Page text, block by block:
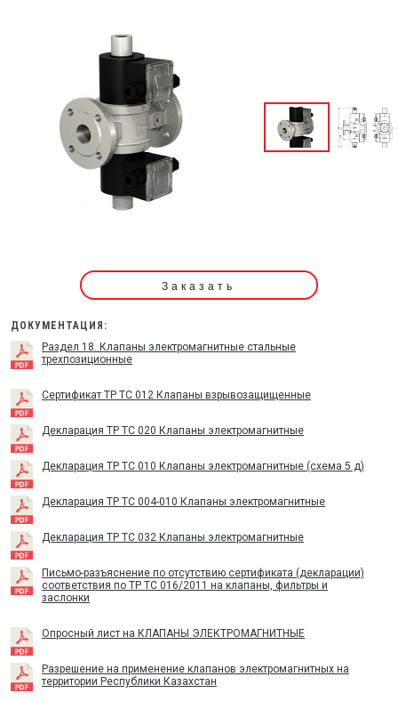
Заказать
ДОКУМЕНТАЦИЯ:
Раздел 18. Клапаны электромагнитные стальные
трехпозиционные
Сертификат TP TC 012 Клапаны взрывозащищенные
Декларация ТР ТС 020 Клапаны электромагнитные
Декларация ТР ТС 010 Клапаны электромагнитные (схема 5 д)
Декларация ТР ТС 004-010 Клапаны электромагнитные
Декларация ТР ТС 032 Клапаны электромагнитные
Письмо-разъяснение по отсутствию сертификата (декларации)
соответствия по ТР ТС 016/2011 на клапаны, фильтры и
заслонки
Опросный лист на КЛАПАНЫ ЭЛЕКТРОМАГНИТНЫЕ
Разрешение на применение клапанов электромагнитных на
территории Республики Казахстан